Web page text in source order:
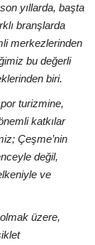
yıllarda, başta
branşlarda
merkezlerinden
bu değerli
biri.
turizmine,
katkılar
Çeşme’nin
değil,
ve
üzere,